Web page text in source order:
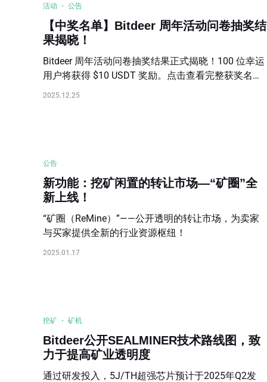
活动 公告
【中奖名单】Bitdeer 周年活动问卷抽奖结
果揭晓！
Bitdeer 周年活动问卷抽奖结果正式揭晓！100 位幸运
用户将获得 $10 USDT 奖励。点击查看完整获奖名单
及奖励发放时间说明。
2025.12.25
公告
新功能：挖矿闲置的转让市场—“矿圈”全
新上线！
“矿圈（ReMine）”——公开透明的转让市场，为卖家
与买家提供全新的行业资源枢纽！
2025.01.17
挖矿 矿机
Bitdeer公开SEALMINER技术路线图，致
力于提高矿业透明度
通过研发投入，5J/TH超强芯片预计于2025年Q2发